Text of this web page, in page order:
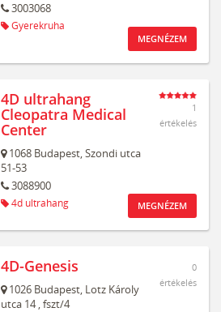
3003068
Gyerekruha
MEGNÉZEM
4D ultrahang
Cleopatra Medical
Center
1068 Budapest,Szondi utca
51-53
3088900
4d ultrahang
1
értékelés
MEGNÉZEM
4D-Genesis
1026 Budapest, Lotz Károly
utca 14, fszt/4
0
értékelés